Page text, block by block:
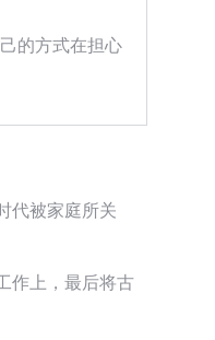
的方式在担心
代被家庭所关
作上，最后将古